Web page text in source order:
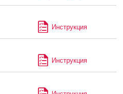
Инструкция
Инструкция